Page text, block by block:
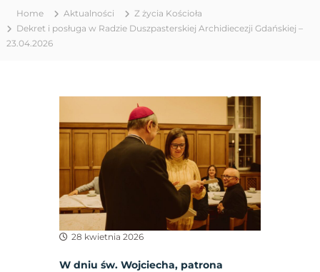
Home Aktualności
Z życia Kościoła
Dekret i posługa w Radzie Duszpasterskiej Archidiecezji Gdańskiej –
23.04.2026
28 kwietnia 2026
W dniu św. Wojciecha, patrona